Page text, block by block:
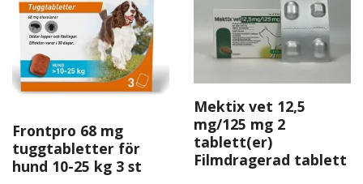
Frontpro 68 mg
tuggtabletter för
hund 10-25 kg 3 st
Mektix vet 12,5
mg/125 mg 2
tablett(er)
Filmdragerad tablett